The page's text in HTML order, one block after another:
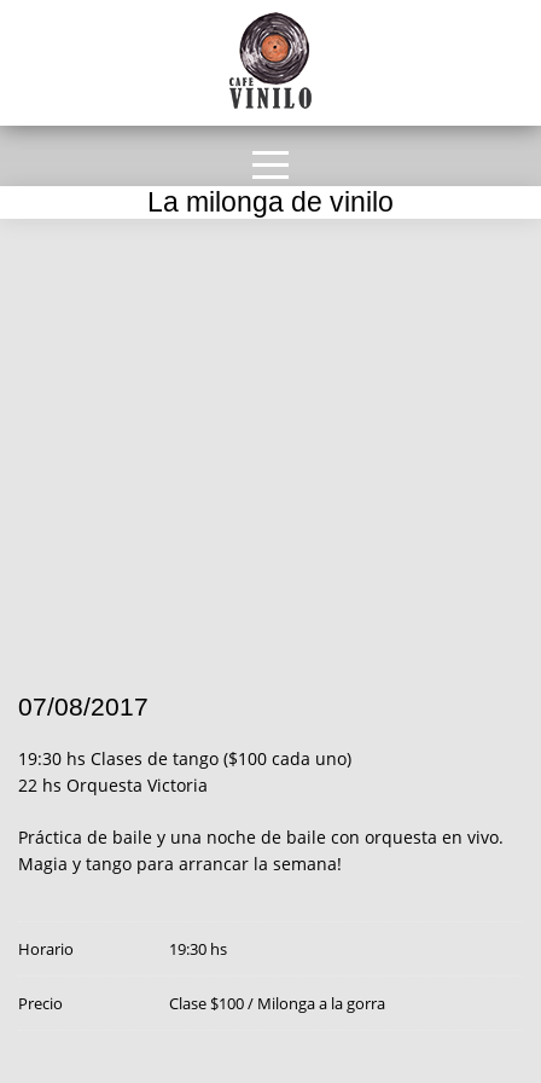
La milonga de vinilo
07/08/2017
19:30 hs Clases de tango ($100 cada uno)
22 hs Orquesta Victoria
Práctica de baile y una noche de baile con orquesta en vivo.
Magia y tango para arrancar la semana!
Horario 19:30 hs
Precio Clase $100 / Milonga a la gorra